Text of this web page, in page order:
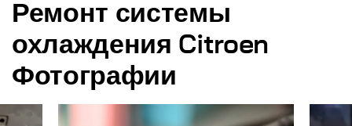
Ремонт системы
охлаждения Citroen
Фотографии